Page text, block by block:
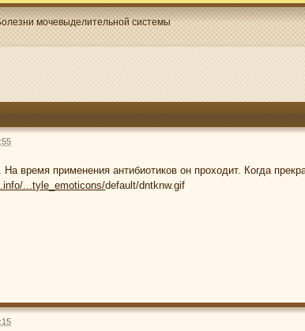
мочевыделительной системы
На время применения антибиотиков он проходит. Когда
...tyle_emoticons/default/dntknw.gif